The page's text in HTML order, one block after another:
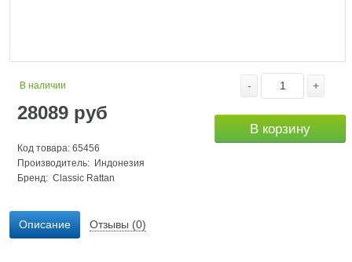
В наличии
28089 руб
Код товара: 65456
Производитель: Индонезия
Бренд: Classic Rattan
- +
В корзину
Описание Отзывы (0)